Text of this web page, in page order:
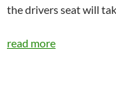
the drivers seat will
read more